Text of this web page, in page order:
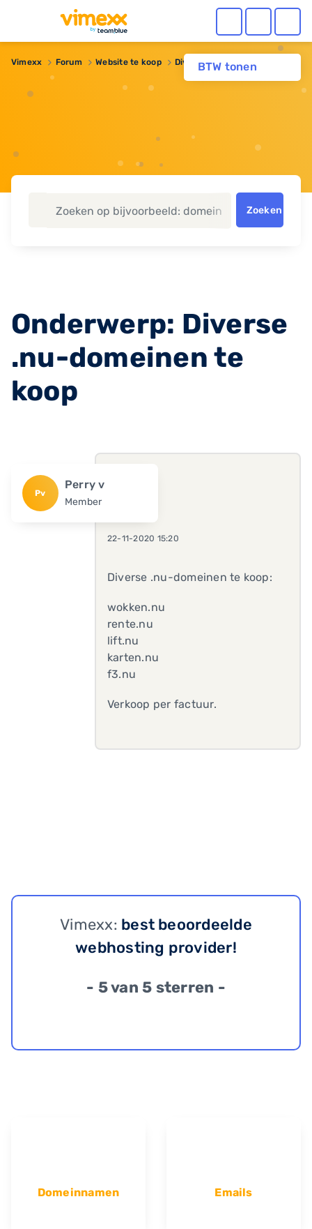
BTW tonen
Vimexx Forum Website te koop Diverse .nu-domeinen te koop
Zoeken
Onderwerp: Diverse
.nu-domeinen te
koop
Pv
Perry v
Member
22-11-2020 15:20
Diverse .nu-domeinen te koop:
wokken.nu
rente.nu
lift.nu
karten.nu
f3.nu
Verkoop per factuur.
Vimexx: best beoordeelde
webhosting provider!
- 5 van 5 sterren -
Domeinnamen Emails